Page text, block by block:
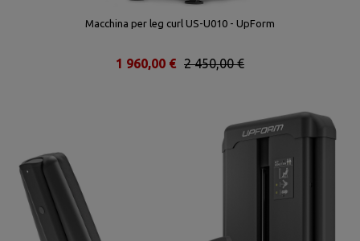
Macchina per leg curl US-U010 - UpForm
2 450,00 €
1 960,00 €